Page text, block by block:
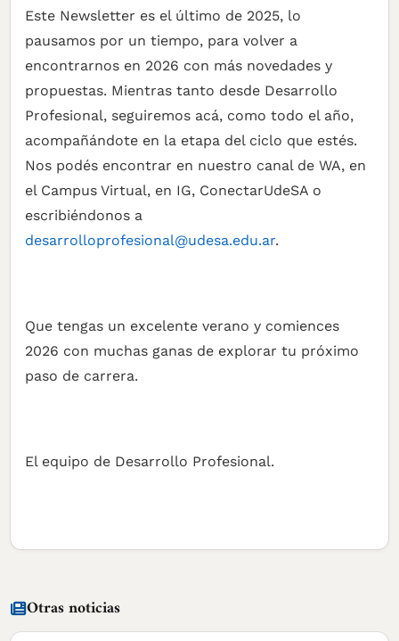
Este Newsletter es el último de 2025, lo
pausamos por un tiempo, para volver a
encontrarnos en 2026 con más novedades y
propuestas. Mientras tanto desde Desarrollo
Profesional, seguiremos acá, como todo el año,
acompañándote en la etapa del ciclo que estés.
Nos podés encontrar en nuestro canal de WA, en
el Campus Virtual, en IG, ConectarUdeSA o
escribiéndonos a
desarrolloprofesional@udesa.edu.ar.
Que tengas un excelente verano y comiences
2026 con muchas ganas de explorar tu próximo
paso de carrera.
El equipo de Desarrollo Profesional.
Otras noticias